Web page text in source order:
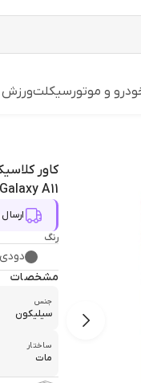
و موتورسیکلتورزش
کاور
Galaxy A11
ارسال
رنگ
دودی
مشخصات
جنس
سیلیکون
ساختار
مات